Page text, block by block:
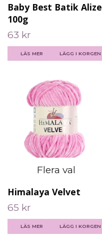
Baby Best Batik Alize
100g
63 kr
LÄS MER LÄGG I KORGEN
Flera val
Himalaya Velvet
65 kr
LÄS MER LÄGG I KORGEN